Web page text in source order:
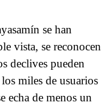
se han
vista, se reconocen
declives pueden
miles de usuarios
echa de menos un